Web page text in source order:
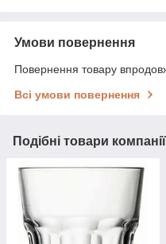
Умови повернення
Повернення товару
Всі умови повернення
Подібні товари компанії